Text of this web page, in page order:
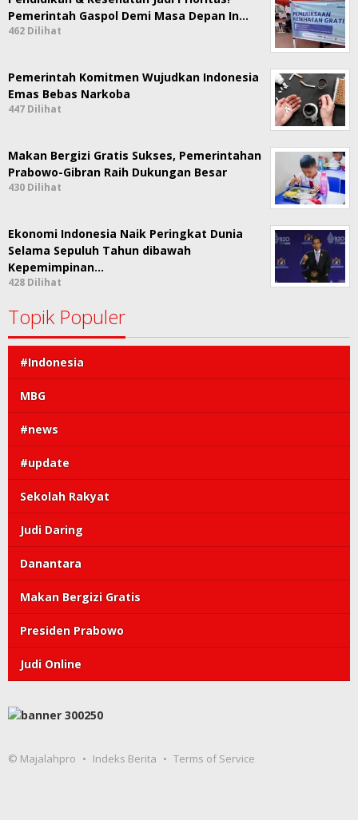
Pemerintah Gaspol Demi Masa Depan In…
462 Dilihat
Pemerintah Komitmen Wujudkan Indonesia
Emas Bebas Narkoba
447 Dilihat
Makan Bergizi Gratis Sukses, Pemerintahan
Prabowo-Gibran Raih Dukungan Besar
430 Dilihat
Ekonomi Indonesia Naik Peringkat Dunia
Selama Sepuluh Tahun dibawah
Kepemimpinan…
428 Dilihat
Topik Populer
#Indonesia
MBG
#news
#update
Sekolah Rakyat
Judi Daring
Danantara
Makan Bergizi Gratis
Presiden Prabowo
Judi Online
© Majalahpro Indeks Berita Terms of Service